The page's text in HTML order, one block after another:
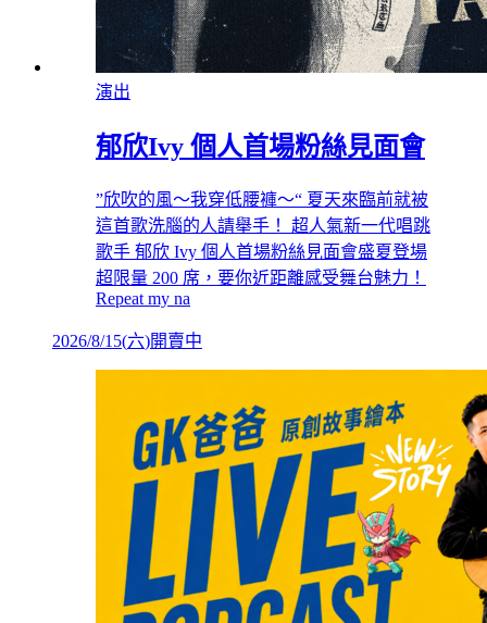
演出
郁欣Ivy 個人首場粉絲見面會
”欣吹的風～我穿低腰褲～“ 夏天來臨前就被
這首歌洗腦的人請舉手！ 超人氣新一代唱跳
歌手 郁欣 Ivy 個人首場粉絲見面會盛夏登場
超限量 200 席，要你近距離感受舞台魅力！
Repeat my na
2026/8/15(六)開賣中